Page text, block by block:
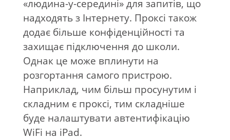
«людина-у-середині» для запитів, що
надходять з Інтернету. Проксі також
додає більше конфіденційності та
захищає підключення до школи.
Однак це може вплинути на
розгортання самого пристрою.
Наприклад, чим більш просунутим і
складним є проксі, тим складніше
буде налаштувати автентифікацію
WiFi на iPad.